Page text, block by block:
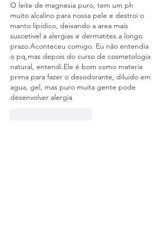
O leite de magnesia puro, tem um ph
muito alcalino para nossa pele e destroi o
manto lipidico, deixando a area mais
suscetivel a alergias e dermatites a longo
prazo.Aconteceu comigo. Eu não entendia
o pq,mas depois do curso de cosmetologia
natural, entendi.Ele é bom como materia
prima para fazer o desodorante, diluido em
agua, gel, mas puro muita gente pode
desenvolver alergia